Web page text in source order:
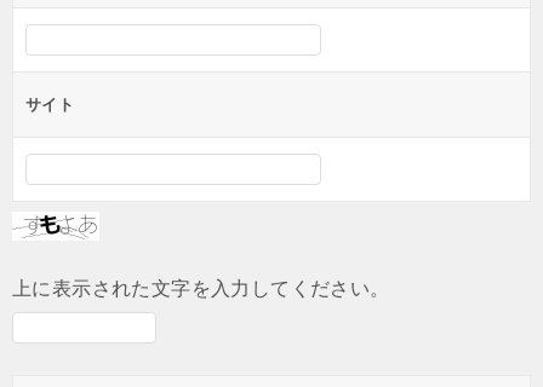
サイト
上に表示された文字を入力してください。